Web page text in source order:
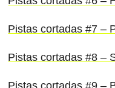
Pistas cortadas #7 –
Pistas cortadas #8 –
Pistas cortadas #9 –